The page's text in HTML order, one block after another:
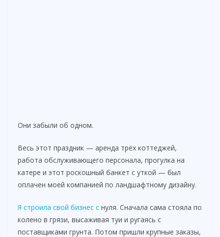
Они забыли об одном.
Весь этот праздник — аренда трёх коттеджей,
работа обслуживающего персонала, прогулка на
катере и этот роскошный банкет с уткой — был
оплачен моей компанией по ландшафтному дизайну.
Я строила свой бизнес с нуля. Сначала сама стояла по
колено в грязи, высаживая туи и ругаясь с
поставщиками грунта. Потом пришли крупные заказы,